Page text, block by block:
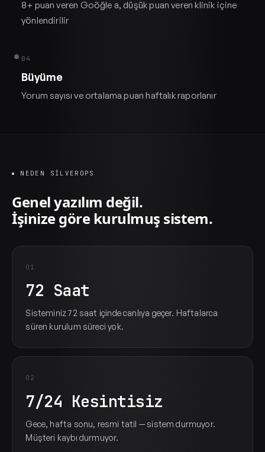
8+ puan veren Goöğle a, düşük puan veren klinik içine
yönlendirilir
04
Büyüme
Yorum sayısı ve ortalama puan haftalık raporlanır
NEDEN SILVEROPS
Genel yazılım değil.
İşinize göre kurulmuş sistem.
01
72 Saat
Sisteminiz 72 saat içinde canlıya geçer. Haftalarca
süren kurulum süreci yok.
02
7/24 Kesintisiz
Gece, hafta sonu, resmi tatil — sistem durmuyor.
Müşteri kaybı durmuyor.